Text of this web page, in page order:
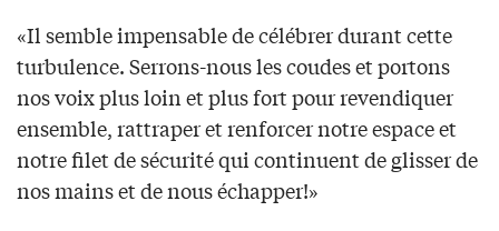
«Il semble impensable de célébrer durant cette
turbulence. Serrons-nous les coudes et portons
nos voix plus loin et plus fort pour revendiquer
ensemble, rattraper et renforcer notre espace et
notre filet de sécurité qui continuent de glisser de
nos mains et de nous échapper!»